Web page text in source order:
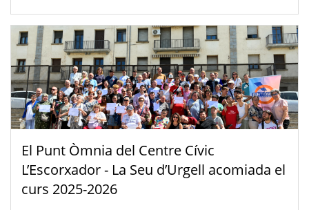
El Punt Òmnia del Centre Cívic
L’Escorxador - La Seu d’Urgell acomiada el
curs 2025-2026